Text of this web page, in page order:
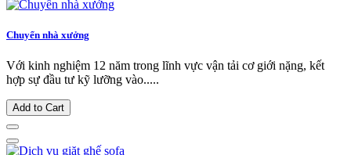
Chuyển nhà xưởng
Với kinh nghiệm 12 năm trong lĩnh vực vận tải cơ giới nặng, kết
hợp sự đầu tư kỹ lưỡng vào.....
Add to Cart